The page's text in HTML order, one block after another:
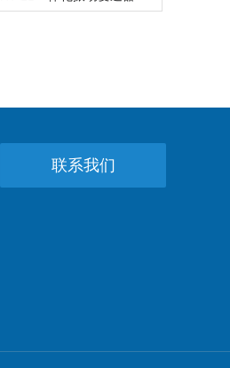
联系我们